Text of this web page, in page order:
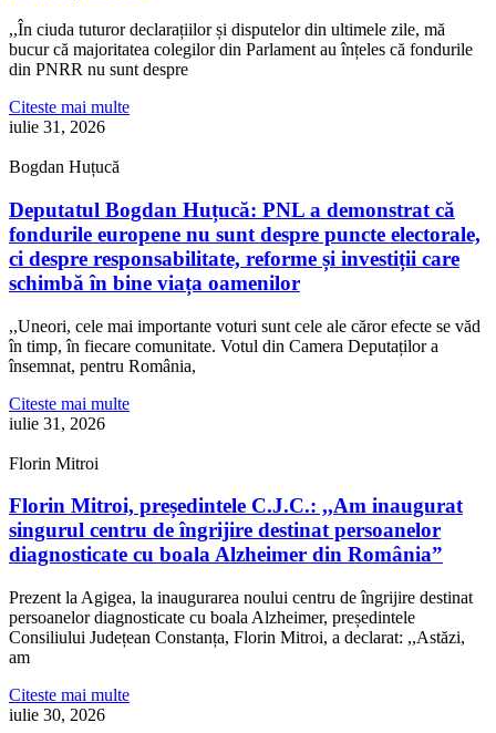
,,În ciuda tuturor declarațiilor și disputelor din ultimele zile, mă
bucur că majoritatea colegilor din Parlament au înțeles că fondurile
din PNRR nu sunt despre
Citeste mai multe
iulie 31, 2026
Bogdan Huțucă
Deputatul Bogdan Huțucă: PNL a demonstrat că
fondurile europene nu sunt despre puncte electorale,
ci despre responsabilitate, reforme și investiții care
schimbă în bine viața oamenilor
,,Uneori, cele mai importante voturi sunt cele ale căror efecte se văd
în timp, în fiecare comunitate. Votul din Camera Deputaților a
însemnat, pentru România,
Citeste mai multe
iulie 31, 2026
Florin Mitroi
Florin Mitroi, președintele C.J.C.: ,,Am inaugurat
singurul centru de îngrijire destinat persoanelor
diagnosticate cu boala Alzheimer din România”
Prezent la Agigea, la inaugurarea noului centru de îngrijire destinat
persoanelor diagnosticate cu boala Alzheimer, președintele
Consiliului Județean Constanța, Florin Mitroi, a declarat: ,,Astăzi,
am
Citeste mai multe
iulie 30, 2026